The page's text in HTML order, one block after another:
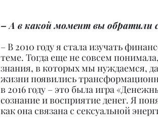
– А в какой момент вы обратили
– В 2010 году я стала изучать
теме. Тогда еще не совсем
знания, в которых мы нуждаемся,
жизни появились
в 2016 году – это была игра
сознание и восприятие денег. Я
как она связана с сексуальной